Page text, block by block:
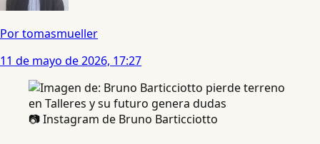
Por tomasmueller
11 de mayo de 2026, 17:27
📷 Instagram de Bruno Barticciotto